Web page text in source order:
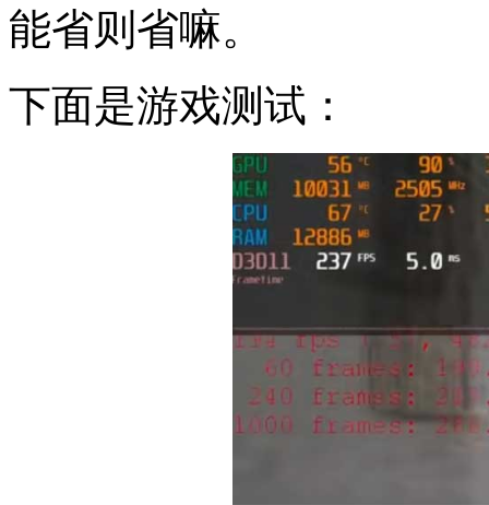
能省则省嘛。
下面是游戏测试：